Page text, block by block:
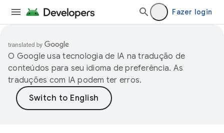
Fazer login
O Google usa tecnologia de IA na tradução de
conteúdos para seu idioma de preferência. As
traduções com IA podem ter erros.